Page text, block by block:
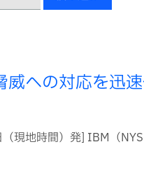
ワ
への対応を迅
現地時間）発] IBM（